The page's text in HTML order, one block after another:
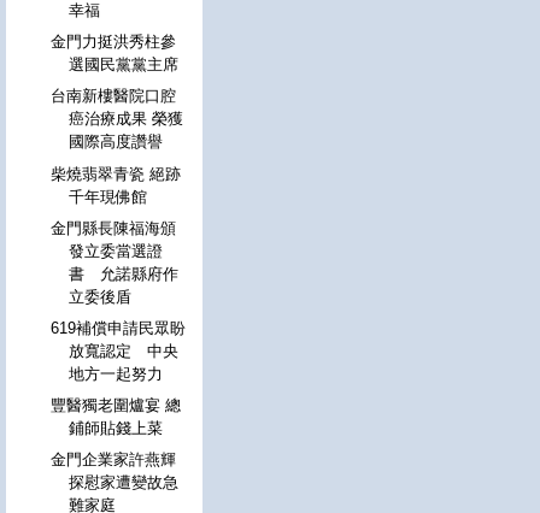
幸福
金門力挺洪秀柱參
選國民黨黨主席
台南新樓醫院口腔
癌治療成果 榮獲
國際高度讚譽
柴燒翡翠青瓷 絕跡
千年現佛館
金門縣長陳福海頒
發立委當選證
書 允諾縣府作
立委後盾
619補償申請民眾盼
放寬認定 中央
地方一起努力
豐醫獨老圍爐宴 總
鋪師貼錢上菜
金門企業家許燕輝
探慰家遭變故急
難家庭